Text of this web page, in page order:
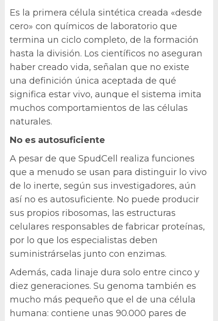
Es la primera célula sintética creada «desde
cero» con químicos de laboratorio que
termina un ciclo completo, de la formación
hasta la división. Los científicos no aseguran
haber creado vida, señalan que no existe
una definición única aceptada de qué
significa estar vivo, aunque el sistema imita
muchos comportamientos de las células
naturales.
No es autosuficiente
A pesar de que SpudCell realiza funciones
que a menudo se usan para distinguir lo vivo
de lo inerte, según sus investigadores, aún
así no es autosuficiente. No puede producir
sus propios ribosomas, las estructuras
celulares responsables de fabricar proteínas,
por lo que los especialistas deben
suministrárselas junto con enzimas.
Además, cada linaje dura solo entre cinco y
diez generaciones. Su genoma también es
mucho más pequeño que el de una célula
humana: contiene unas 90.000 pares de